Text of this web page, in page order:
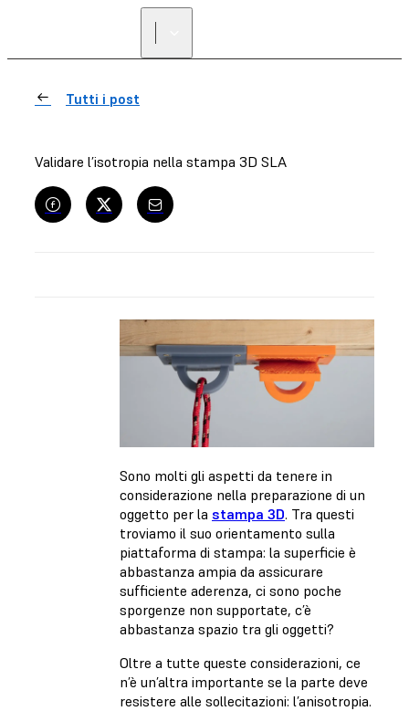
Tutti i post
Validare l’isotropia nella stampa 3D SLA
Sono molti gli aspetti da tenere in
considerazione nella preparazione di un
oggetto per la stampa 3D. Tra questi
troviamo il suo orientamento sulla
piattaforma di stampa: la superficie è
abbastanza ampia da assicurare
sufficiente aderenza, ci sono poche
sporgenze non supportate, c’è
abbastanza spazio tra gli oggetti?
Oltre a tutte queste considerazioni, ce
n’è un’altra importante se la parte deve
resistere alle sollecitazioni: l’anisotropia.